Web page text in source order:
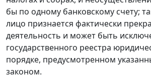
бы по одному банковскому счету;
лицо признается фактически
деятельность и может быть
государственного реестра
порядке, предусмотренном
законом.